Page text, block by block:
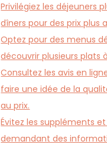
Privilégiez les déjeuners
dîners pour des prix plus
Optez pour des menus
découvrir plusieurs plats
Consultez les avis en
faire une idée de la
au prix.
Évitez les suppléments
demandant des